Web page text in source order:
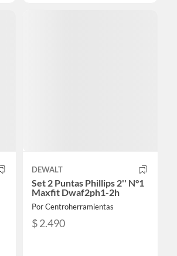
DEWALT
Set 2 Puntas Phillips 2'' N°1
Maxfit Dwaf2ph1-2h
Por Centroherramientas
$ 2.490